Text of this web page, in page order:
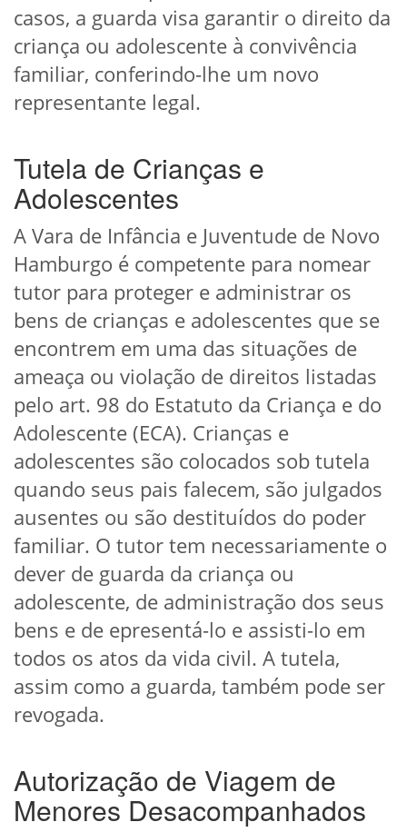
casos, a guarda visa garantir o direito da
criança ou adolescente à convivência
familiar, conferindo-lhe um novo
representante legal.
Tutela de Crianças e
Adolescentes
A Vara de Infância e Juventude de Novo
Hamburgo é competente para nomear
tutor para proteger e administrar os
bens de crianças e adolescentes que se
encontrem em uma das situações de
ameaça ou violação de direitos listadas
pelo art. 98 do Estatuto da Criança e do
Adolescente (ECA). Crianças e
adolescentes são colocados sob tutela
quando seus pais falecem, são julgados
ausentes ou são destituídos do poder
familiar. O tutor tem necessariamente o
dever de guarda da criança ou
adolescente, de administração dos seus
bens e de epresentá-lo e assisti-lo em
todos os atos da vida civil. A tutela,
assim como a guarda, também pode ser
revogada.
Autorização de Viagem de
Menores Desacompanhados